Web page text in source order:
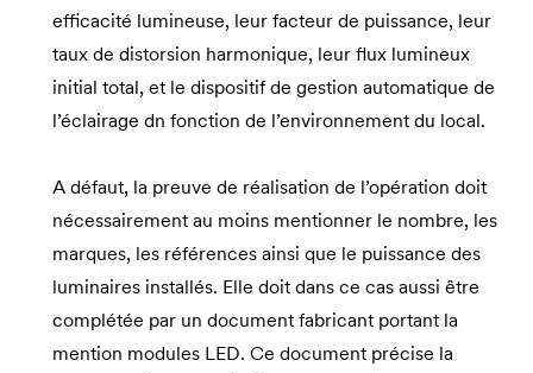
efficacité lumineuse, leur facteur de puissance, leur
taux de distorsion harmonique, leur flux lumineux
initial total, et le dispositif de gestion automatique de
l’éclairage dn fonction de l’environnement du local.
A défaut, la preuve de réalisation de l’opération doit
nécessairement au moins mentionner le nombre, les
marques, les références ainsi que le puissance des
luminaires installés. Elle doit dans ce cas aussi être
complétée par un document fabricant portant la
mention modules LED. Ce document précise la